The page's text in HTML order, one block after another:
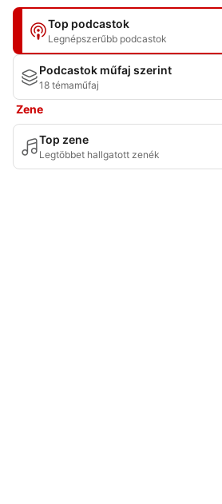
Top podcastok
Legnépszerűbb podcastok
Podcastok műfaj szerint
18 témaműfaj
Zene
Top zene
Legtöbbet hallgatott zenék